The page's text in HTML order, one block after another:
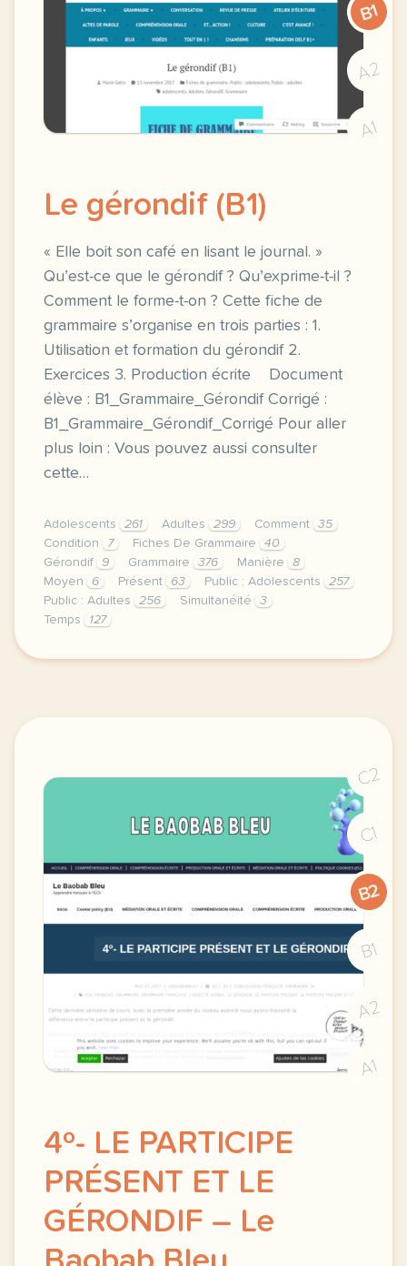
B1
A2
A1
Le gérondif (B1)
« Elle boit son café en lisant le journal. »
Qu’est-ce que le gérondif ? Qu’exprime-t-il ?
Comment le forme-t-on ? Cette fiche de
grammaire s’organise en trois parties : 1.
Utilisation et formation du gérondif 2.
Exercices 3. Production écrite Document
élève : B1_Grammaire_Gérondif Corrigé :
B1_Grammaire_Gérondif_Corrigé Pour aller
plus loin : Vous pouvez aussi consulter
cette…
Adolescents 261 Adultes 299 Comment
35
Condition
7 Fiches De Grammaire
40
Gérondif
9 Grammaire 376 Manière
8
Moyen
6 Présent 63 Public : Adolescents
257
Public : Adultes
256 Simultanéité
3
Temps
127
elle boit son cafe en lisant le journal qu est ce
C2
C1
B2
B1
A2
A1
4º- LE PARTICIPE
PRÉSENT ET LE
GÉRONDIF – Le